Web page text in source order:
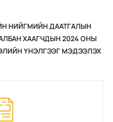
НИЙГМИЙН ДААТГАЛЫН
ХААГЧДЫН 2024 ОНЫ
ҮНЭЛГЭЭГ МЭДЭЭЛЭХ